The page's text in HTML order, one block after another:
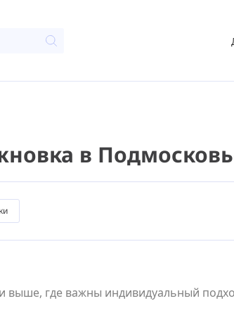
в
выше, где важны индивидуальный